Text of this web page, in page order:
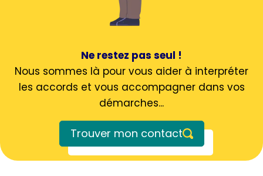
Ne restez pas seul !
Nous sommes là pour vous aider à interpréter
les accords et vous accompagner dans vos
démarches...
Trouver mon contact